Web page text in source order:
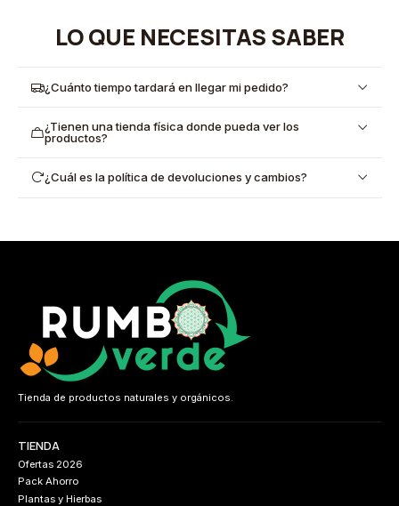
LO QUE NECESITAS SABER
¿Cuánto tiempo tardará en llegar mi pedido?
¿Tienen una tienda física donde pueda ver los
productos?
¿Cuál es la política de devoluciones y cambios?
Tienda de productos naturales y orgánicos.
TIENDA
Ofertas 2026
Pack Ahorro
Plantas y Hierbas